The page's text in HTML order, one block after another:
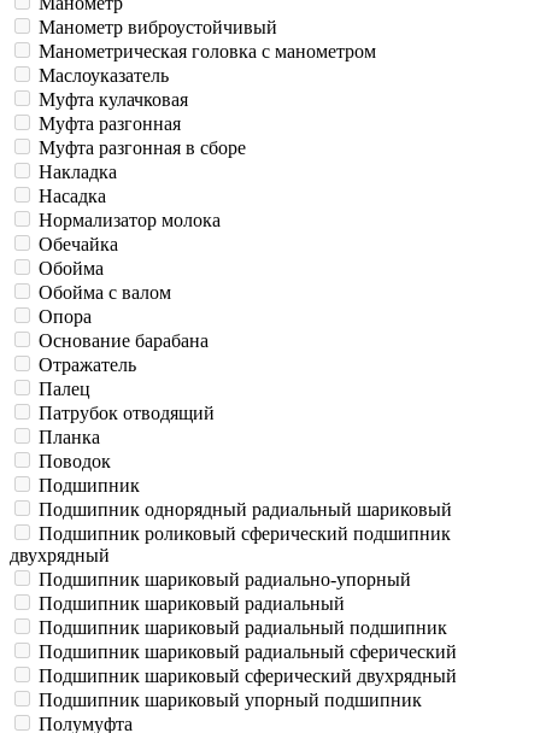
Манометр виброустойчивый
Манометрическая головка c манометром
Маслоуказатель
Муфта кулачковая
Муфта разгонная
Муфта разгонная в сборе
Накладка
Насадка
Нормализатор молока
Обечайка
Обойма
Обойма с валом
Опора
Основание барабана
Отражатель
Палец
Патрубок отводящий
Планка
Поводок
Подшипник
Подшипник однорядный радиальный шариковый
Подшипник роликовый сферический подшипник
двухрядный
Подшипник шариковый радиально-упорный
Подшипник шариковый радиальный
Подшипник шариковый радиальный подшипник
Подшипник шариковый радиальный сферический
Подшипник шариковый сферический двухрядный
Подшипник шариковый упорный подшипник
Полумуфта